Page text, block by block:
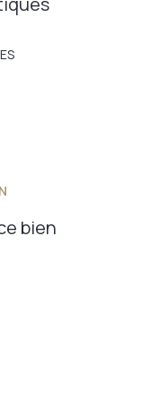
bien est exposé
bien